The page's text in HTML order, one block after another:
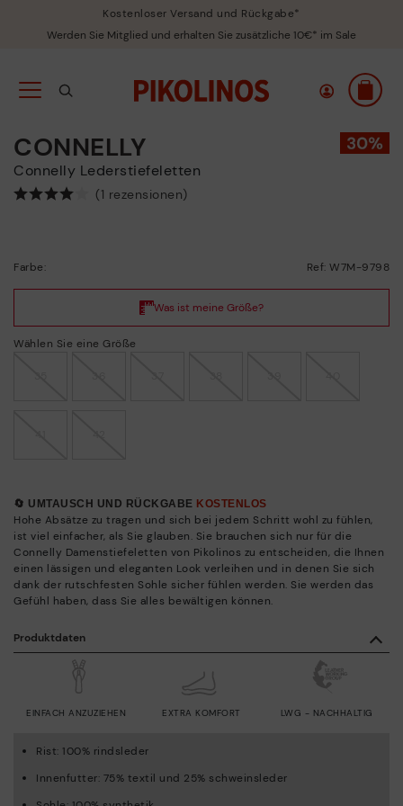
Kostenloser Versand und Rückgabe*
Werden Sie Mitglied und erhalten Sie zusätzliche 10€* im Sale
CONNELLY
Connelly Lederstiefeletten
(1 rezensionen)
Farbe: Ref: W7M-9798
Wählen Sie eine Größe
🔄 UMTAUSCH UND RÜCKGABE KOSTENLOS
Hohe Absätze zu tragen und sich bei jedem Schritt wohl zu fühlen,
ist viel einfacher, als Sie glauben. Sie brauchen sich nur für die
Connelly Damenstiefeletten von Pikolinos zu entscheiden, die Ihnen
einen lässigen und eleganten Look verleihen und in denen Sie sich
dank der rutschfesten Sohle sicher fühlen werden. Sie werden das
Gefühl haben, dass Sie alles bewältigen können.
Produktdaten
EINFACH ANZUZIEHEN EXTRA KOMFORT LWG - NACHHALTIG
Rist: 100% rindsleder
Innenfutter: 75% textil und 25% schweinsleder